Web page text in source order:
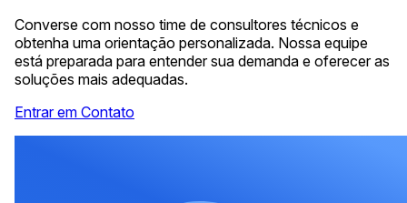
Converse com nosso time de consultores técnicos e
obtenha uma orientação personalizada. Nossa equipe
está preparada para entender sua demanda e oferecer as
soluções mais adequadas.
Entrar em Contato